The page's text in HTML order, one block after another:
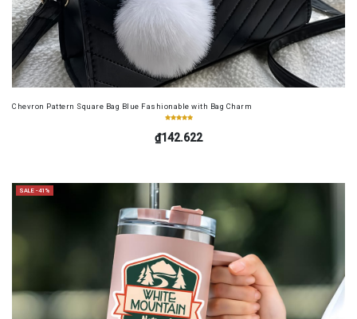
Chevron Pattern Square Bag Blue Fashionable with Bag Charm
₫142.622
SALE -41%